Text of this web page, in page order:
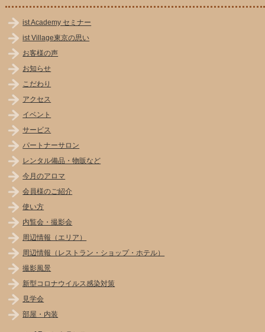
ist Academy セミナー
ist Village東京の思い
お客様の声
お知らせ
こだわり
アクセス
イベント
サービス
パートナーサロン
レンタル備品・物販など
今月のアロマ
会員様のご紹介
使い方
内覧会・撮影会
周辺情報（エリア）
周辺情報（レストラン・ショップ・ホテル）
撮影風景
新型コロナウイルス感染対策
見学会
部屋・内装